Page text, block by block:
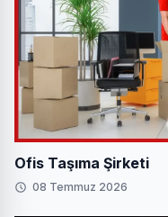
Ofis Taşıma Şirketi
08 Temmuz 2026